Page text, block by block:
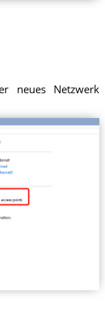
neues Netzwerk